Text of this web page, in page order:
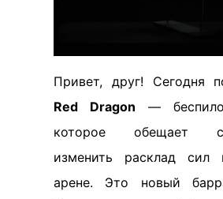
Привет, друг! Сегодня
Red Dragon —
которое обещает
изменить расклад сил
арене. Это новый